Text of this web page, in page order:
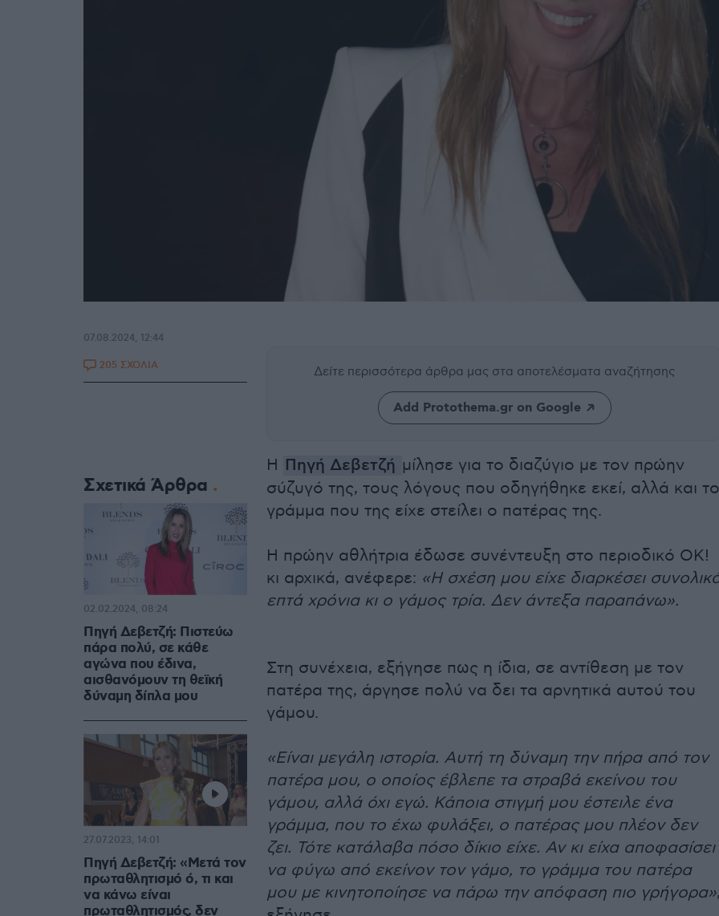
Δείτε περισσότερα άρθρα μας στα αποτελέσματα αναζήτησης
Add Protothema.gr on Google
Η Πηγή Δεβετζή μίλησε για το διαζύγιο με τον πρώην
σύζυγό της, τους λόγους που οδηγήθηκε εκεί, αλλά και το
γράμμα που της είχε στείλει ο πατέρας της.
Η πρώην αθλήτρια έδωσε συνέντευξη στο περιοδικό ΟΚ!
κι αρχικά, ανέφερε: «Η σχέση μου είχε διαρκέσει
επτά χρόνια κι ο γάμος τρία. Δεν άντεξα παραπάνω».
Στη συνέχεια, εξήγησε πως η ίδια, σε αντίθεση με τον
πατέρα της, άργησε πολύ να δει τα αρνητικά αυτού του
γάμου.
«Είναι μεγάλη ιστορία. Αυτή τη δύναμη την πήρα από τον
πατέρα μου, ο οποίος έβλεπε τα στραβά εκείνου του
γάμου, αλλά όχι εγώ. Κάποια στιγμή μου έστειλε ένα
γράμμα, που το έχω φυλάξει, ο πατέρας μου πλέον δεν
ζει. Τότε κατάλαβα πόσο δίκιο είχε. Αν κι είχα αποφασίσει
να φύγω από εκείνον τον γάμο, το γράμμα του πατέρα
μου με κινητοποίησε να πάρω την απόφαση πιο γρήγορα»
07.08.2024, 12:44
205 ΣΧΟΛΙΑ
Σχετικά Άρθρα
Πηγή Δεβετζή: Πιστεύω
πάρα πολύ, σε κάθε
αγώνα που έδινα,
αισθανόμουν τη θεϊκή
δύναμη δίπλα μου
02.02.2024, 08:24
Πηγή Δεβετζή: «Μετά τον
πρωταθλητισμό ό, τι και
να κάνω είναι
πρωταθλητισμός, δεν
27.07.2023, 14:01